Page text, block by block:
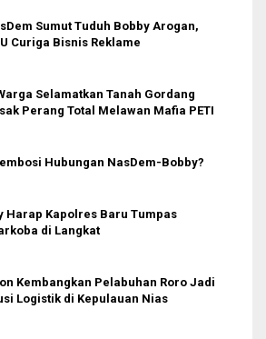
Sumut Tuduh Bobby Arogan,
Curiga Bisnis Reklame
Selamatkan Tanah Gordang
Perang Total Melawan Mafia PETI
Hubungan NasDem-Bobby?
Harap Kapolres Baru Tumpas
di Langkat
Kembangkan Pelabuhan Roro Jadi
Logistik di Kepulauan Nias